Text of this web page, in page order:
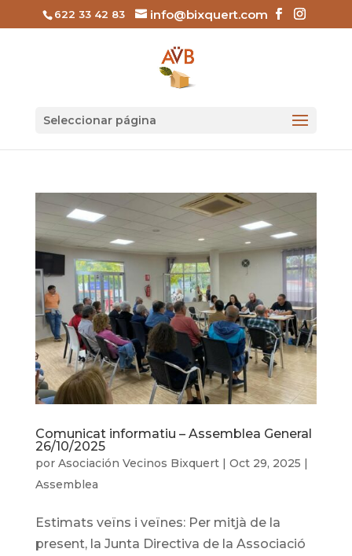
622 33 42 83 info@bixquert.com
Seleccionar página
Comunicat informatiu – Assemblea General
26/10/2025
por Asociación Vecinos Bixquert| Oct 29, 2025 |
Assemblea
Estimats veïns i veïnes: Per mitjà de la
present, la Junta Directiva de la Associació